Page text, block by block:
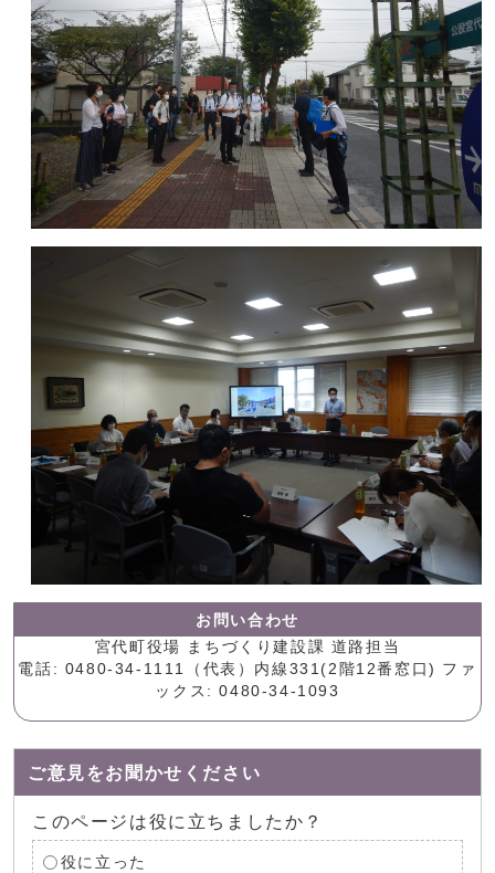
お問い合わせ
宮代町役場 まちづくり建設課 道路担当
電話: 0480-34-1111（代表）内線331(2階12番窓口) ファ
ックス: 0480-34-1093
ご意見をお聞かせください
このページは役に立ちましたか？
役に立った